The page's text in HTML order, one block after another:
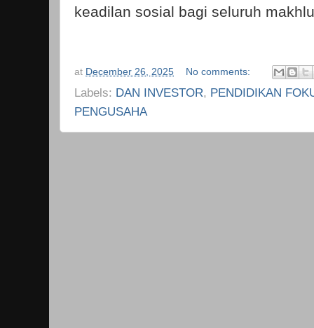
keadilan sosial bagi seluruh
at December 26, 2025 No comments:
Labels: DAN INVESTOR, PENDIDIKAN
PENGUSAHA